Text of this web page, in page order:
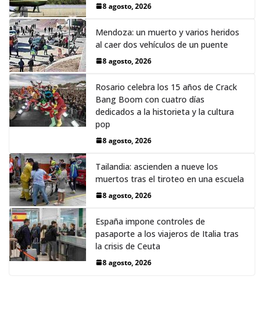
8 agosto, 2026
Mendoza: un muerto y varios heridos
al caer dos vehículos de un puente
8 agosto, 2026
Rosario celebra los 15 años de Crack
Bang Boom con cuatro días
dedicados a la historieta y la cultura
pop
8 agosto, 2026
Tailandia: ascienden a nueve los
muertos tras el tiroteo en una escuela
8 agosto, 2026
España impone controles de
pasaporte a los viajeros de Italia tras
la crisis de Ceuta
8 agosto, 2026